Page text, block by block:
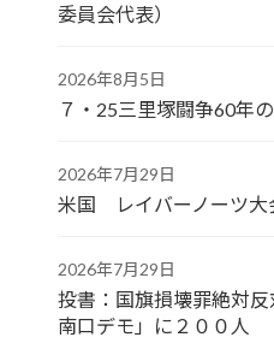
委員会代表）
2026年8月5日
７・25三里塚闘争60年
2026年7月29日
米国 レイバーノーツ大
2026年7月29日
投書：国旗損壊罪絶対
南口デモ」に２００人